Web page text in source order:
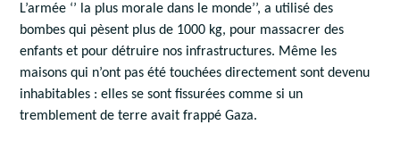
L’armée ‘’ la plus morale dans le monde’’, a utilisé des
bombes qui pèsent plus de 1000 kg, pour massacrer des
enfants et pour détruire nos infrastructures. Même les
maisons qui n’ont pas été touchées directement sont devenu
inhabitables : elles se sont fissurées comme si un
tremblement de terre avait frappé Gaza.